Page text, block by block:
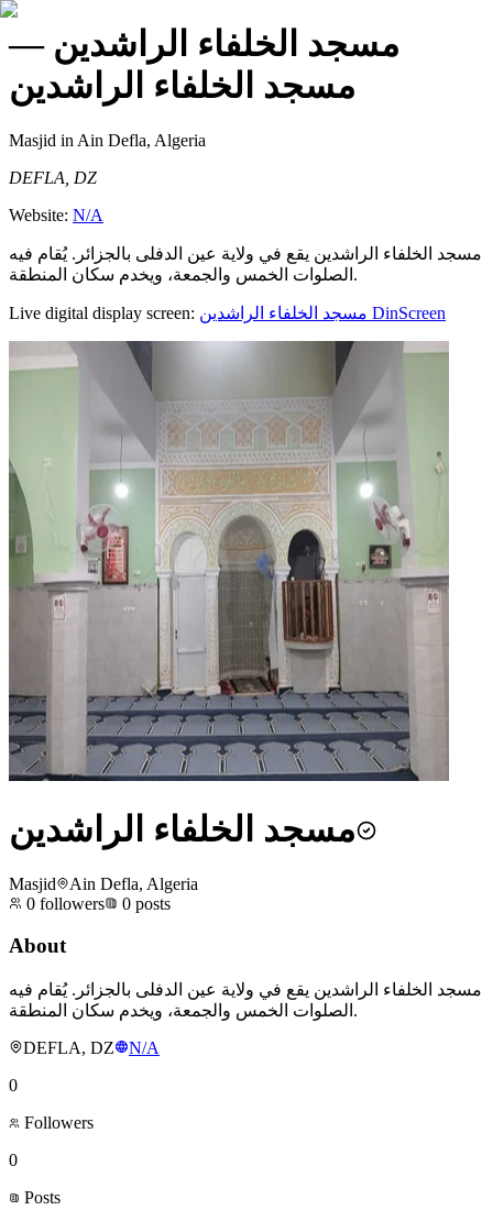
مسجد الخلفاء الراشدين —
مسجد الخلفاء الراشدين
Masjid in Ain Defla, Algeria
DEFLA, DZ
Website: N/A
مسجد الخلفاء الراشدين يقع في ولاية عين الدفلى بالجزائر. يُقام فيه
الصلوات الخمس والجمعة، ويخدم سكان المنطقة.
Live digital display screen: مسجد الخلفاء الراشدين DinScreen
مسجد الخلفاء الراشدين
Masjid
Ain Defla, Algeria
0 followers 0 posts
About
مسجد الخلفاء الراشدين يقع في ولاية عين الدفلى بالجزائر. يُقام فيه
الصلوات الخمس والجمعة، ويخدم سكان المنطقة.
DEFLA, DZ
N/A
0
Followers
0
Posts